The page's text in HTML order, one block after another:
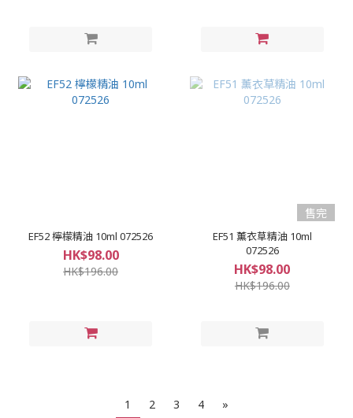
EF52 檸檬精油 10ml 072526
HK$98.00
HK$196.00
售完
EF51 薰衣草精油 10ml
072526
HK$98.00
HK$196.00
1 2 3 4 »